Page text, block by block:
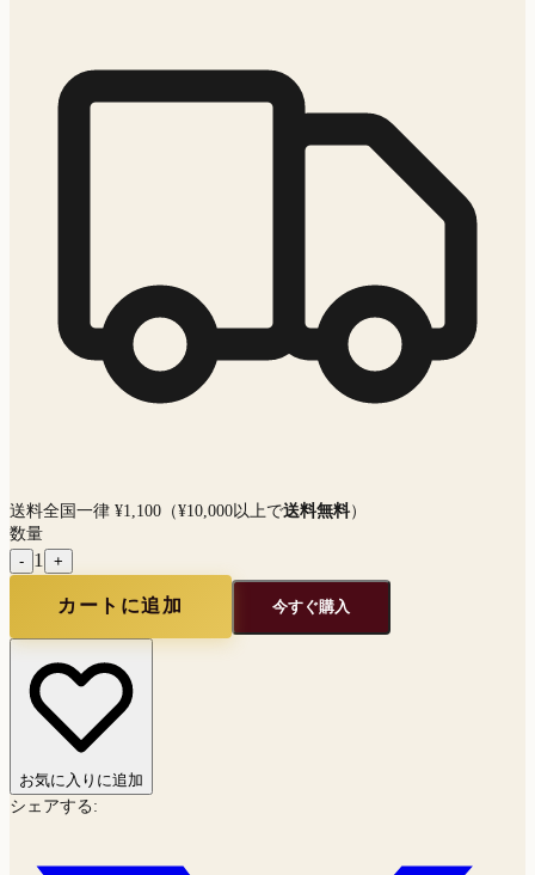
送料全国一律 ¥1,100（¥10,000以上で送料無料）
数量
- 1 +
カートに追加 今すぐ購入
お気に入りに追加
シェアする: